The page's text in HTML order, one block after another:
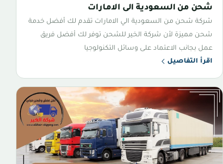
شحن من السعودية الى الامارات
شركة شحن من السعودية الي الامارات تقدم لك أفضل خدمة
شحن مميزة لأن شركة الخير للشحن توفر لك أفضل فريق
عمل بجانب الاعتماد على وسائل التكنولوجيا
اقرأ التفاصيل